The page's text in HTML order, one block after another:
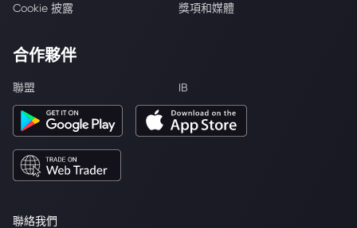
聯絡我們
Cookie 披露
獎項和媒體
合作夥伴
聯盟 IB